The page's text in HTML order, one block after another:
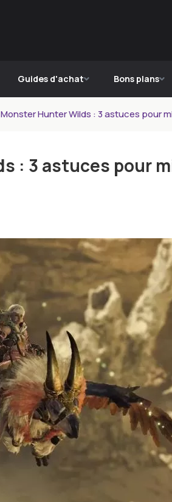
Guides d'achat Bons plans
Monster Hunter Wilds : 3 astuces pour
: 3 astuces pour